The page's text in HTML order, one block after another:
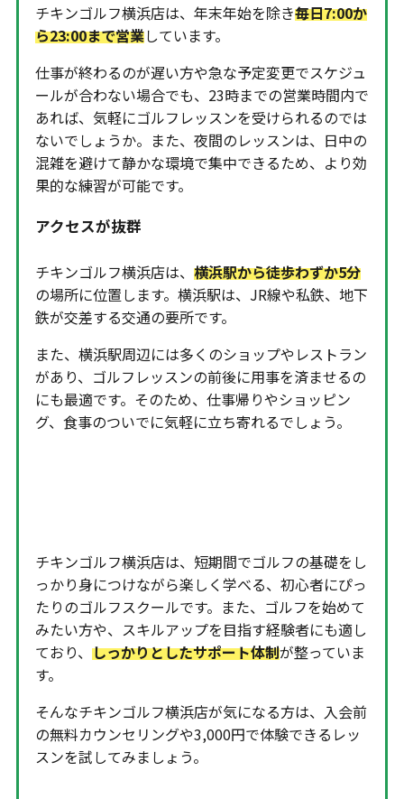
チキンゴルフ横浜店は、年末年始を除き毎日7:00か
ら23:00まで営業しています。
仕事が終わるのが遅い方や急な予定変更でスケジュ
ールが合わない場合でも、23時までの営業時間内で
あれば、気軽にゴルフレッスンを受けられるのでは
ないでしょうか。また、夜間のレッスンは、日中の
混雑を避けて静かな環境で集中できるため、より効
果的な練習が可能です。
アクセスが抜群
チキンゴルフ横浜店は、 横浜駅から徒歩わずか5分
の場所に位置します。横浜駅は、JR線や私鉄、地下
鉄が交差する交通の要所です。
また、横浜駅周辺には多くのショップやレストラン
があり、ゴルフレッスンの前後に用事を済ませるの
にも最適です。そのため、仕事帰りやショッピン
グ、食事のついでに気軽に立ち寄れるでしょう。
チキンゴルフ横浜店は、短期間でゴルフの基礎をし
っかり身につけながら楽しく学べる、初心者にぴっ
たりのゴルフスクールです。また、ゴルフを始めて
みたい方や、スキルアップを目指す経験者にも適し
ており、 しっかりとしたサポート体制が整っていま
す。
そんなチキンゴルフ横浜店が気になる方は、入会前
の無料カウンセリングや3,000円で体験できるレッ
スンを試してみましょう。